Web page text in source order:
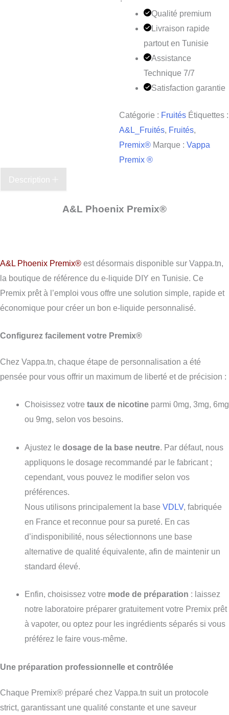
Qualité premium
Livraison rapide
partout en Tunisie
Assistance
Technique 7/7
Satisfaction garantie
Catégorie : Fruités Étiquettes :
A&L_Fruités, Fruités,
Premix® Marque : Vappa
Premix ®
Description
A&L Phoenix Premix®
A&L Phoenix Premix® est désormais disponible sur Vappa.tn,
la boutique de référence du e-liquide DIY en Tunisie. Ce
Premix prêt à l’emploi vous offre une solution simple, rapide et
économique pour créer un bon e-liquide personnalisé.
Configurez facilement votre Premix®
Chez Vappa.tn, chaque étape de personnalisation a été
pensée pour vous offrir un maximum de liberté et de précision :
Choisissez votre taux de nicotine parmi 0mg, 3mg, 6mg
ou 9mg, selon vos besoins.
Ajustez le dosage de la base neutre. Par défaut, nous
appliquons le dosage recommandé par le fabricant ;
cependant, vous pouvez le modifier selon vos
préférences.
Nous utilisons principalement la base VDLV, fabriquée
en France et reconnue pour sa pureté. En cas
d’indisponibilité, nous sélectionnons une base
alternative de qualité équivalente, afin de maintenir un
standard élevé.
Enfin, choisissez votre mode de préparation : laissez
notre laboratoire préparer gratuitement votre Premix prêt
à vapoter, ou optez pour les ingrédients séparés si vous
préférez le faire vous-même.
Une préparation professionnelle et contrôlée
Chaque Premix® préparé chez Vappa.tn suit un protocole
strict, garantissant une qualité constante et une saveur